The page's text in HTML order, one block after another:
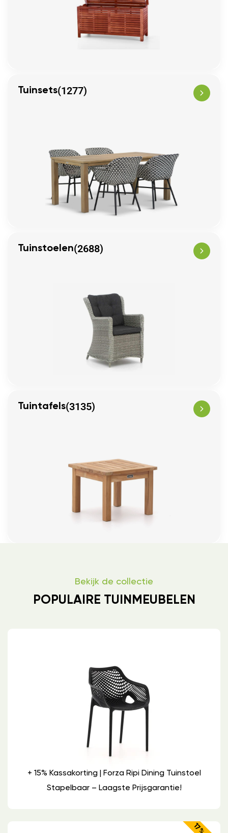
Tuinsets(1277)
Tuinstoelen(2688)
Tuintafels(3135)
Bekijk de collectie
POPULAIRE TUINMEUBELEN
+ 15% Kassakorting | Forza Ripi Dining Tuinstoel
Stapelbaar – Laagste Prijsgarantie!